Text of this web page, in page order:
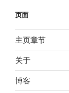
页面
主页章节
关于
博客